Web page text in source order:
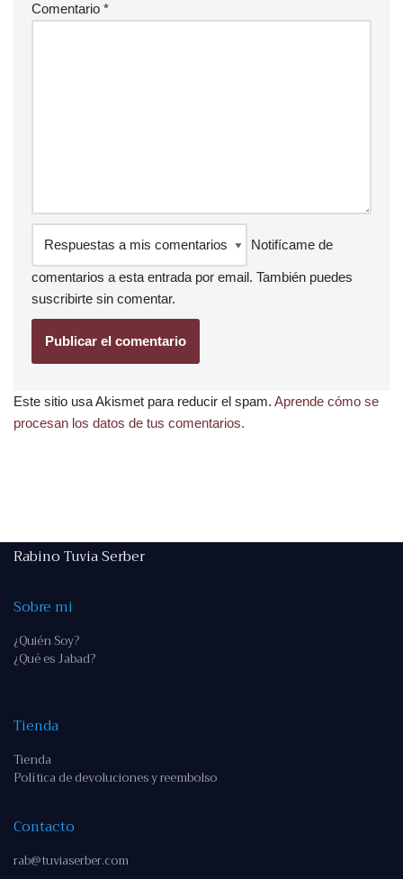
Comentario *
Notifícame de
comentarios a esta entrada por email. También puedes
suscribirte sin comentar.
Este sitio usa Akismet para reducir el spam. Aprende cómo se
procesan los datos de tus comentarios.
Rabino Tuvia Serber
Sobre mi
¿Quién Soy?
¿Qué es Jabad?
Tienda
Tienda
Política de devoluciones y reembolso
Contacto
rab@tuviaserber.com